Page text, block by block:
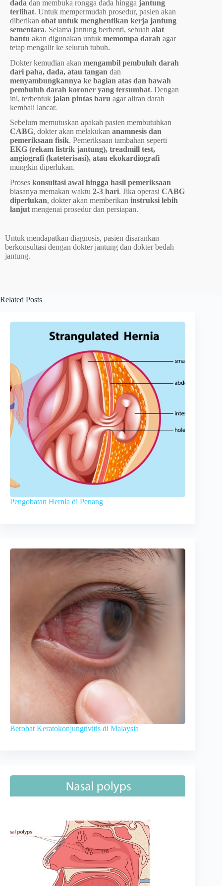
dada dan membuka rongga dada hingga jantung
terlihat. Untuk mempermudah prosedur, pasien akan
diberikan obat untuk menghentikan kerja jantung
sementara. Selama jantung berhenti, sebuah alat
bantu akan digunakan untuk memompa darah agar
tetap mengalir ke seluruh tubuh.
Dokter kemudian akan mengambil pembuluh darah
dari paha, dada, atau tangan dan
menyambungkannya ke bagian atas dan bawah
pembuluh darah koroner yang tersumbat. Dengan
ini, terbentuk jalan pintas baru agar aliran darah
kembali lancar.
Sebelum memutuskan apakah pasien membutuhkan
CABG, dokter akan melakukan anamnesis dan
pemeriksaan fisik. Pemeriksaan tambahan seperti
EKG (rekam listrik jantung), treadmill test,
angiografi (kateterisasi), atau ekokardiografi
mungkin diperlukan.
Proses konsultasi awal hingga hasil pemeriksaan
biasanya memakan waktu 2-3 hari. Jika operasi CABG
diperlukan, dokter akan memberikan instruksi lebih
lanjut mengenai prosedur dan persiapan.
Untuk mendapatkan diagnosis, pasien disarankan
berkonsultasi dengan dokter jantung dan dokter bedah
jantung.
Related Posts
Pengobatan Hernia di Penang
Berobat Keratokonjungtivitis di Malaysia